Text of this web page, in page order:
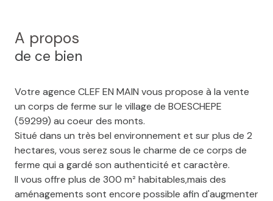
A propos
de ce bien
Votre agence CLEF EN MAIN vous propose à la vente
un corps de ferme sur le village de BOESCHEPE
(59299) au coeur des monts.
Situé dans un très bel environnement et sur plus de 2
hectares, vous serez sous le charme de ce corps de
ferme qui a gardé son authenticité et caractère.
Il vous offre plus de 300 m² habitables,mais des
aménagements sont encore possible afin d'augmenter